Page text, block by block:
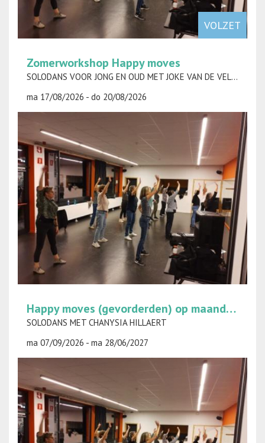
VOLZET
Zomerworkshop Happy moves
SOLODANS VOOR JONG EN OUD MET JOKE VAN DE VELDE
ma 17/08/2026 - do 20/08/2026
Happy moves (gevorderden) op maandag
SOLODANS MET CHANYSIA HILLAERT
ma 07/09/2026 - ma 28/06/2027